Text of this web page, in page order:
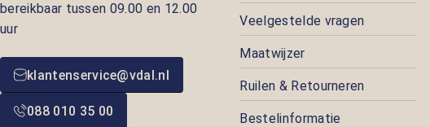
bereikbaar tussen 09.00 en 12.00
uur
klantenservice@vdal.nl
088 010 35 00
Veelgestelde vragen
Maatwijzer
Ruilen & Retourneren
Bestelinformatie